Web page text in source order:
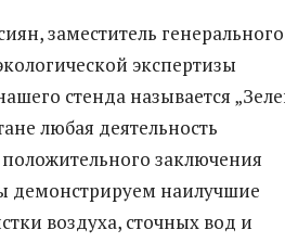
заместитель генерального
экспертизы
стенда называется
любая деятельность
положительного заключения
демонстрируем наилучшие
воздуха, сточных вод и